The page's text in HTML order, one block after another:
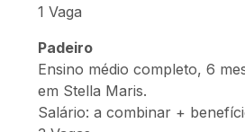
1 Vaga
Padeiro
Ensino médio completo, 6
em Stella Maris.
Salário: a combinar +